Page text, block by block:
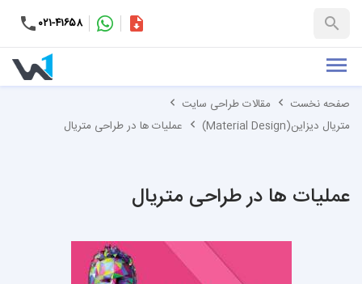
۰۲۱-۴۱۶۵۸
+۹۸-کاتالوگ
صفحه نخست
مقالات طراحی سایت
متریال دیزاین(Material Design)
عملیات ها در طراحی متریال
عملیات ها در طراحی متریال